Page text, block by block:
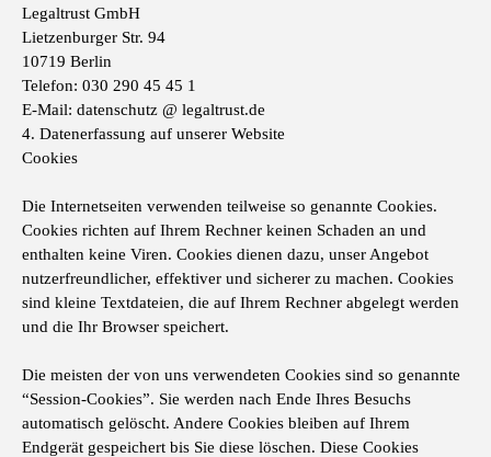
Legaltrust GmbH
Lietzenburger Str. 94
10719 Berlin
Telefon: 030 290 45 45 1
E-Mail: datenschutz @ legaltrust.de
4. Datenerfassung auf unserer Website
Cookies
Die Internetseiten verwenden teilweise so genannte Cookies.
Cookies richten auf Ihrem Rechner keinen Schaden an und
enthalten keine Viren. Cookies dienen dazu, unser Angebot
nutzerfreundlicher, effektiver und sicherer zu machen. Cookies
sind kleine Textdateien, die auf Ihrem Rechner abgelegt werden
und die Ihr Browser speichert.
Die meisten der von uns verwendeten Cookies sind so genannte
“Session-Cookies”. Sie werden nach Ende Ihres Besuchs
automatisch gelöscht. Andere Cookies bleiben auf Ihrem
Endgerät gespeichert bis Sie diese löschen. Diese Cookies